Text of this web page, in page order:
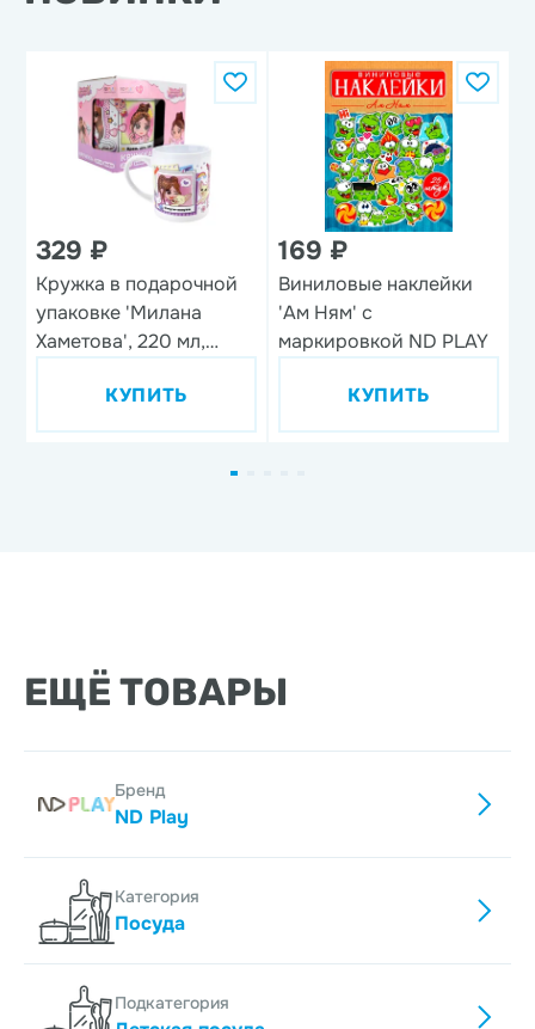
329 ₽
Кружка в подарочной
упаковке 'Милана
Хаметова', 220 мл,
КУПИТЬ
169 ₽
Виниловые наклейки
'Ам Ням' с
маркировкой ND PLAY
КУПИТЬ
ЕЩЁ ТОВАРЫ
Бренд
ND Play
Категория
Посуда
Подкатегория